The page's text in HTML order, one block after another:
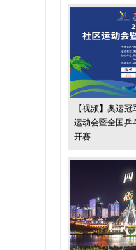
【视频】奥运
运动会暨全国乒
开赛